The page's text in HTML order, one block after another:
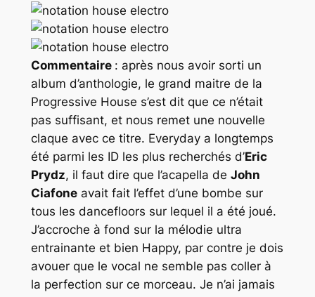
Commentaire : après nous avoir sorti un
album d’anthologie, le grand maitre de la
Progressive House s’est dit que ce n’était
pas suffisant, et nous remet une nouvelle
claque avec ce titre. Everyday a longtemps
été parmi les ID les plus recherchés d’Eric
Prydz, il faut dire que l’acapella de John
Ciafoneavait fait l’effet d’une bombe sur
tous les dancefloors sur lequel il a été joué.
J’accroche à fond sur la mélodie ultra
entrainante et bien Happy, par contre je dois
avouer que le vocal ne semble pas coller à
la perfection sur ce morceau. Je n’ai jamais